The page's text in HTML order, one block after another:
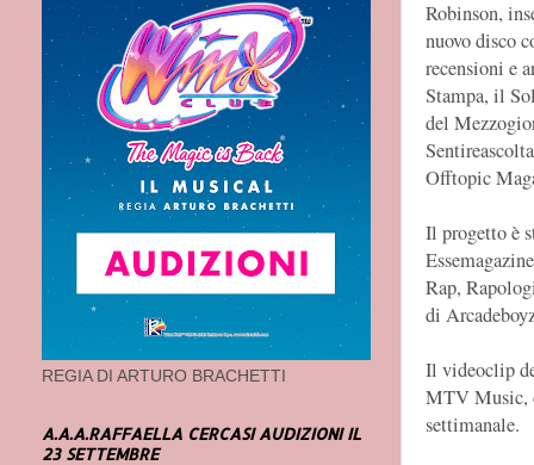
Robinson,
nuovo disco
recensioni e
Stampa, il
del
Offtopic
Il progetto è
Rap,
di
Il videoclip
MTV Music,
settimanale.
REGIA DI ARTURO BRACHETTI
A.A.A.RAFFAELLA CERCASI AUDIZIONI IL
23 SETTEMBRE